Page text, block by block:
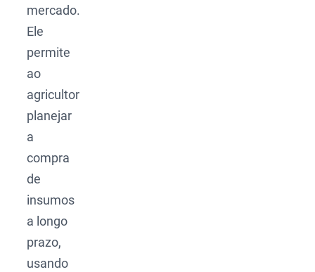
mercado.
Ele
permite
ao
agricultor
planejar
a
compra
de
insumos
a longo
prazo,
usando